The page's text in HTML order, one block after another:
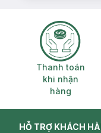
Thanh
Thanh toán
khi nhận
hàng
HỖ TRỢ KHÁCH